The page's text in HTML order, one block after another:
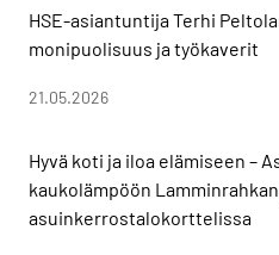
HSE-asiantuntija Terhi
monipuolisuus ja työkaverit
21.05.2026
Hyvä koti ja iloa elämiseen –
kaukolämpöön
asuinkerrostalokorttelissa